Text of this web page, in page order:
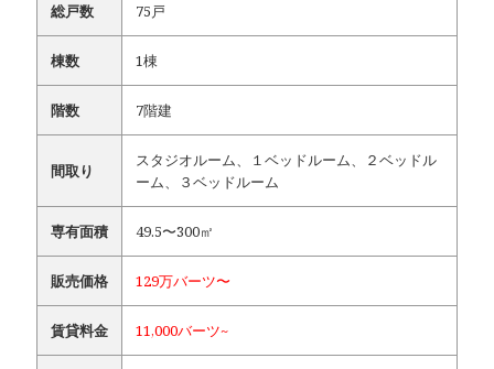
総戸数 75戸
棟数 1棟
階数 7階建
間取り
スタジオルーム、１ベッドルーム、２ベッドル
ーム、３ベッドルーム
専有面積 49.5〜300㎡
販売価格 129万バーツ〜
賃貸料金 11,000バーツ~